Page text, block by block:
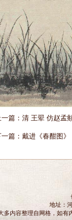
篇： 清 王翚 仿赵孟
篇： 戴进《春酣图》
地址：
多内容整理自网格，如有